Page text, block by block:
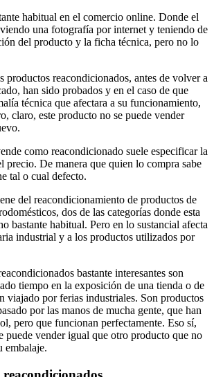
habitual en el comercio online. Donde el
una fotografía por internet y teniendo de
del producto y la ficha técnica, pero no lo
productos reacondicionados, antes de volver a
han sido probados y en el caso de que
técnica que afectara a su funcionamiento,
claro, este producto no se puede vender
como reacondicionado suele especificar la
precio. De manera que quien lo compra sabe
tal o cual defecto.
del reacondicionamiento de productos de
dos de las categorías donde esta
bastante habitual. Pero en lo sustancial afecta
industrial y a los productos utilizados por
bastante interesantes son
tiempo en la exposición de una tienda o de
viajado por ferias industriales. Son productos
por las manos de mucha gente, que han
pero que funcionan perfectamente. Eso sí,
puede vender igual que otro producto que no
embalaje.